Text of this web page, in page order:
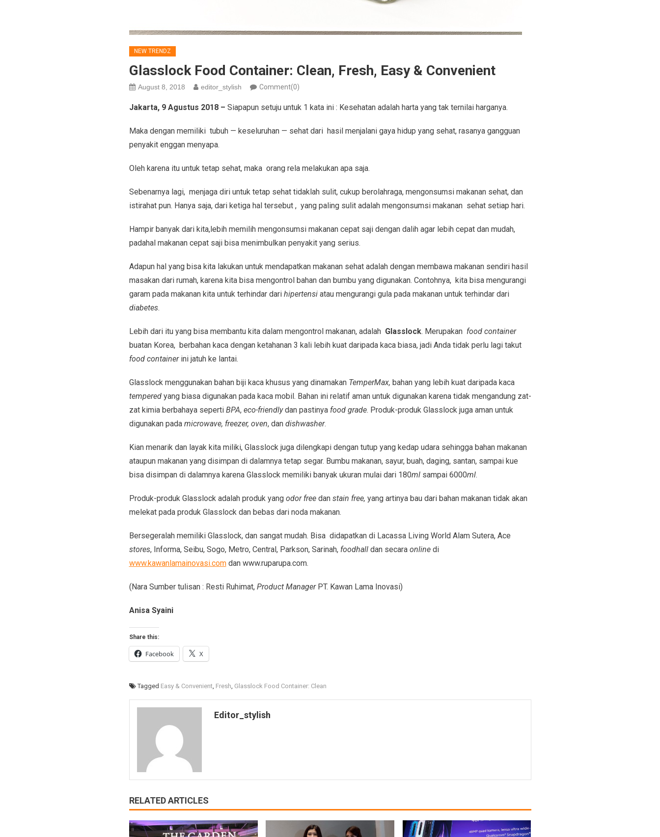
NEW TRENDZ
Glasslock Food Container: Clean, Fresh, Easy & Convenient
August 8, 2018 editor_stylish Comment(0)
Jakarta, 9 Agustus 2018 – Siapapun setuju untuk 1 kata ini : Kesehatan adalah harta yang tak ternilai harganya.
Maka dengan memiliki tubuh — keseluruhan — sehat dari hasil menjalani gaya hidup yang sehat, rasanya gangguan
penyakit enggan menyapa.
Oleh karena itu untuk tetap sehat, maka orang rela melakukan apa saja.
Sebenarnya lagi, menjaga diri untuk tetap sehat tidaklah sulit, cukup berolahraga, mengonsumsi makanan sehat, dan
istirahat pun. Hanya saja, dari ketiga hal tersebut , yang paling sulit adalah mengonsumsi makanan sehat setiap hari.
Hampir banyak dari kita,lebih memilih mengonsumsi makanan cepat saji dengan dalih agar lebih cepat dan mudah,
padahal makanan cepat saji bisa menimbulkan penyakit yang serius.
Adapun hal yang bisa kita lakukan untuk mendapatkan makanan sehat adalah dengan membawa makanan sendiri hasil
masakan dari rumah, karena kita bisa mengontrol bahan dan bumbu yang digunakan. Contohnya, kita bisa mengurangi
garam pada makanan kita untuk terhindar dari hipertensiatau mengurangi gula pada makanan untuk terhindar dari
diabetes.
Lebih dari itu yang bisa membantu kita dalam mengontrol makanan, adalah Glasslock. Merupakan food container
buatan Korea, berbahan kaca dengan ketahanan 3 kali lebih kuat daripada kaca biasa, jadi Anda tidak perlu lagi takut
food containerini jatuh ke lantai.
Glasslock menggunakan bahan biji kaca khusus yang dinamakan TemperMax, bahan yang lebih kuat daripada kaca
tempered yang biasa digunakan pada kaca mobil. Bahan ini relatif aman untuk digunakan karena tidak mengandung zat-
zat kimia berbahaya seperti BPA, eco-friendlydan pastinya food grade. Produk-produk Glasslock juga aman untuk
digunakan pada microwave, freezer, oven, dan dishwasher.
Kian menarik dan layak kita miliki, Glasslock juga dilengkapi dengan tutup yang kedap udara sehingga bahan makanan
ataupun makanan yang disimpan di dalamnya tetap segar. Bumbu makanan, sayur, buah, daging, santan, sampai kue
bisa disimpan di dalamnya karena Glasslock memiliki banyak ukuran mulai dari 180mlsampai 6000ml.
Produk-produk Glasslock adalah produk yang odor freedan stain free, yang artinya bau dari bahan makanan tidak akan
melekat pada produk Glasslock dan bebas dari noda makanan.
Bersegeralah memiliki Glasslock, dan sangat mudah. Bisa didapatkan di Lacassa Living World Alam Sutera, Ace
stores, Informa, Seibu, Sogo, Metro, Central, Parkson, Sarinah, foodhalldan secaraonline di
www.kawanlamainovasi.comdan www.ruparupa.com.
(Nara Sumber tulisan : Resti Ruhimat, Product ManagerPT. Kawan Lama Inovasi)
Anisa Syaini
Share this:
Facebook X
Tagged Easy & Convenient, Fresh, Glasslock Food Container: Clean
Editor_stylish
RELATED ARTICLES